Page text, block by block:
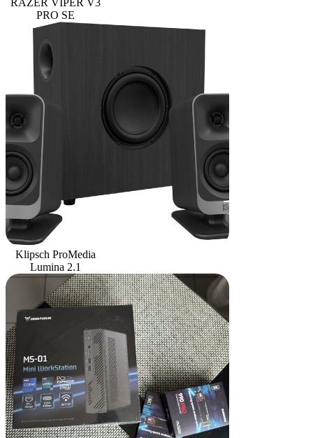
RAZER VIPER V3
PRO SE
Klipsch ProMedia
Lumina 2.1